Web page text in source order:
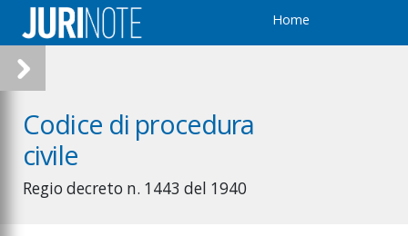
Home
Codice di procedura
civile
Regio decreto n. 1443 del 1940